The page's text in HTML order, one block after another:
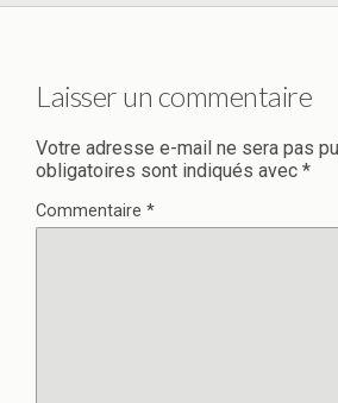
Laisser un commentaire
Votre adresse e-mail ne sera pas
obligatoires sont indiqués avec *
Commentaire *